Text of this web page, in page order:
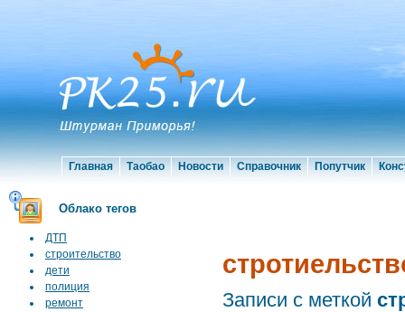
Главная Таобао Новости Справочник Попутчик
Облако тегов
ДТП
строительство
дети
полиция
ремонт
Записи с меткой